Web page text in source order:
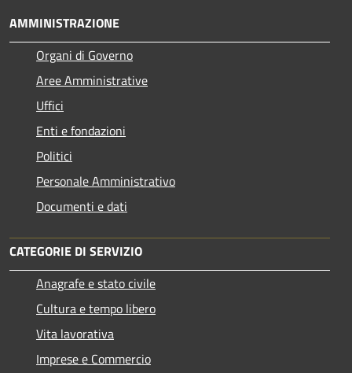
AMMINISTRAZIONE
Organi di Governo
Aree Amministrative
Uffici
Enti e fondazioni
Politici
Personale Amministrativo
Documenti e dati
CATEGORIE DI SERVIZIO
Anagrafe e stato civile
Cultura e tempo libero
Vita lavorativa
Imprese e Commercio